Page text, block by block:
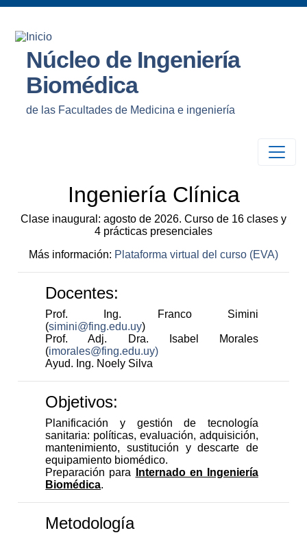
Núcleo de Ingeniería
Biomédica
de las Facultades de Medicina e ingeniería
Ingeniería Clínica
Clase inaugural: agosto de 2026. Curso de 16 clases y
4 prácticas presenciales
Más información: Plataforma virtual del curso (EVA)
Docentes:
Prof. Ing. Franco Simini
(simini@fing.edu.uy)
Prof. Adj. Dra. Isabel Morales
(imorales@fing.edu.uy)
Ayud. Ing. Noely Silva
Objetivos:
Planificación y gestión de tecnología
sanitaria: políticas, evaluación, adquisición,
mantenimiento, sustitución y descarte de
equipamiento biomédico.
Preparación para
Internado en Ingeniería
Biomédica.
Metodología